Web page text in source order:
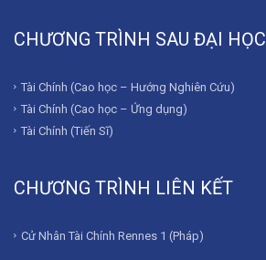
CHƯƠNG TRÌNH SAU ĐẠI HỌC
Tài Chính (Cao học – Hướng Nghiên Cứu)
Tài Chính (Cao học – Ứng dụng)
Tài Chính (Tiến Sĩ)
CHƯƠNG TRÌNH LIÊN KẾT
Cử Nhân Tài Chính Rennes 1 (Pháp)